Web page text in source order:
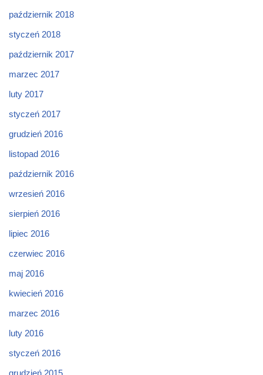
październik 2018
styczeń 2018
październik 2017
marzec 2017
luty 2017
styczeń 2017
grudzień 2016
listopad 2016
październik 2016
wrzesień 2016
sierpień 2016
lipiec 2016
czerwiec 2016
maj 2016
kwiecień 2016
marzec 2016
luty 2016
styczeń 2016
grudzień 2015